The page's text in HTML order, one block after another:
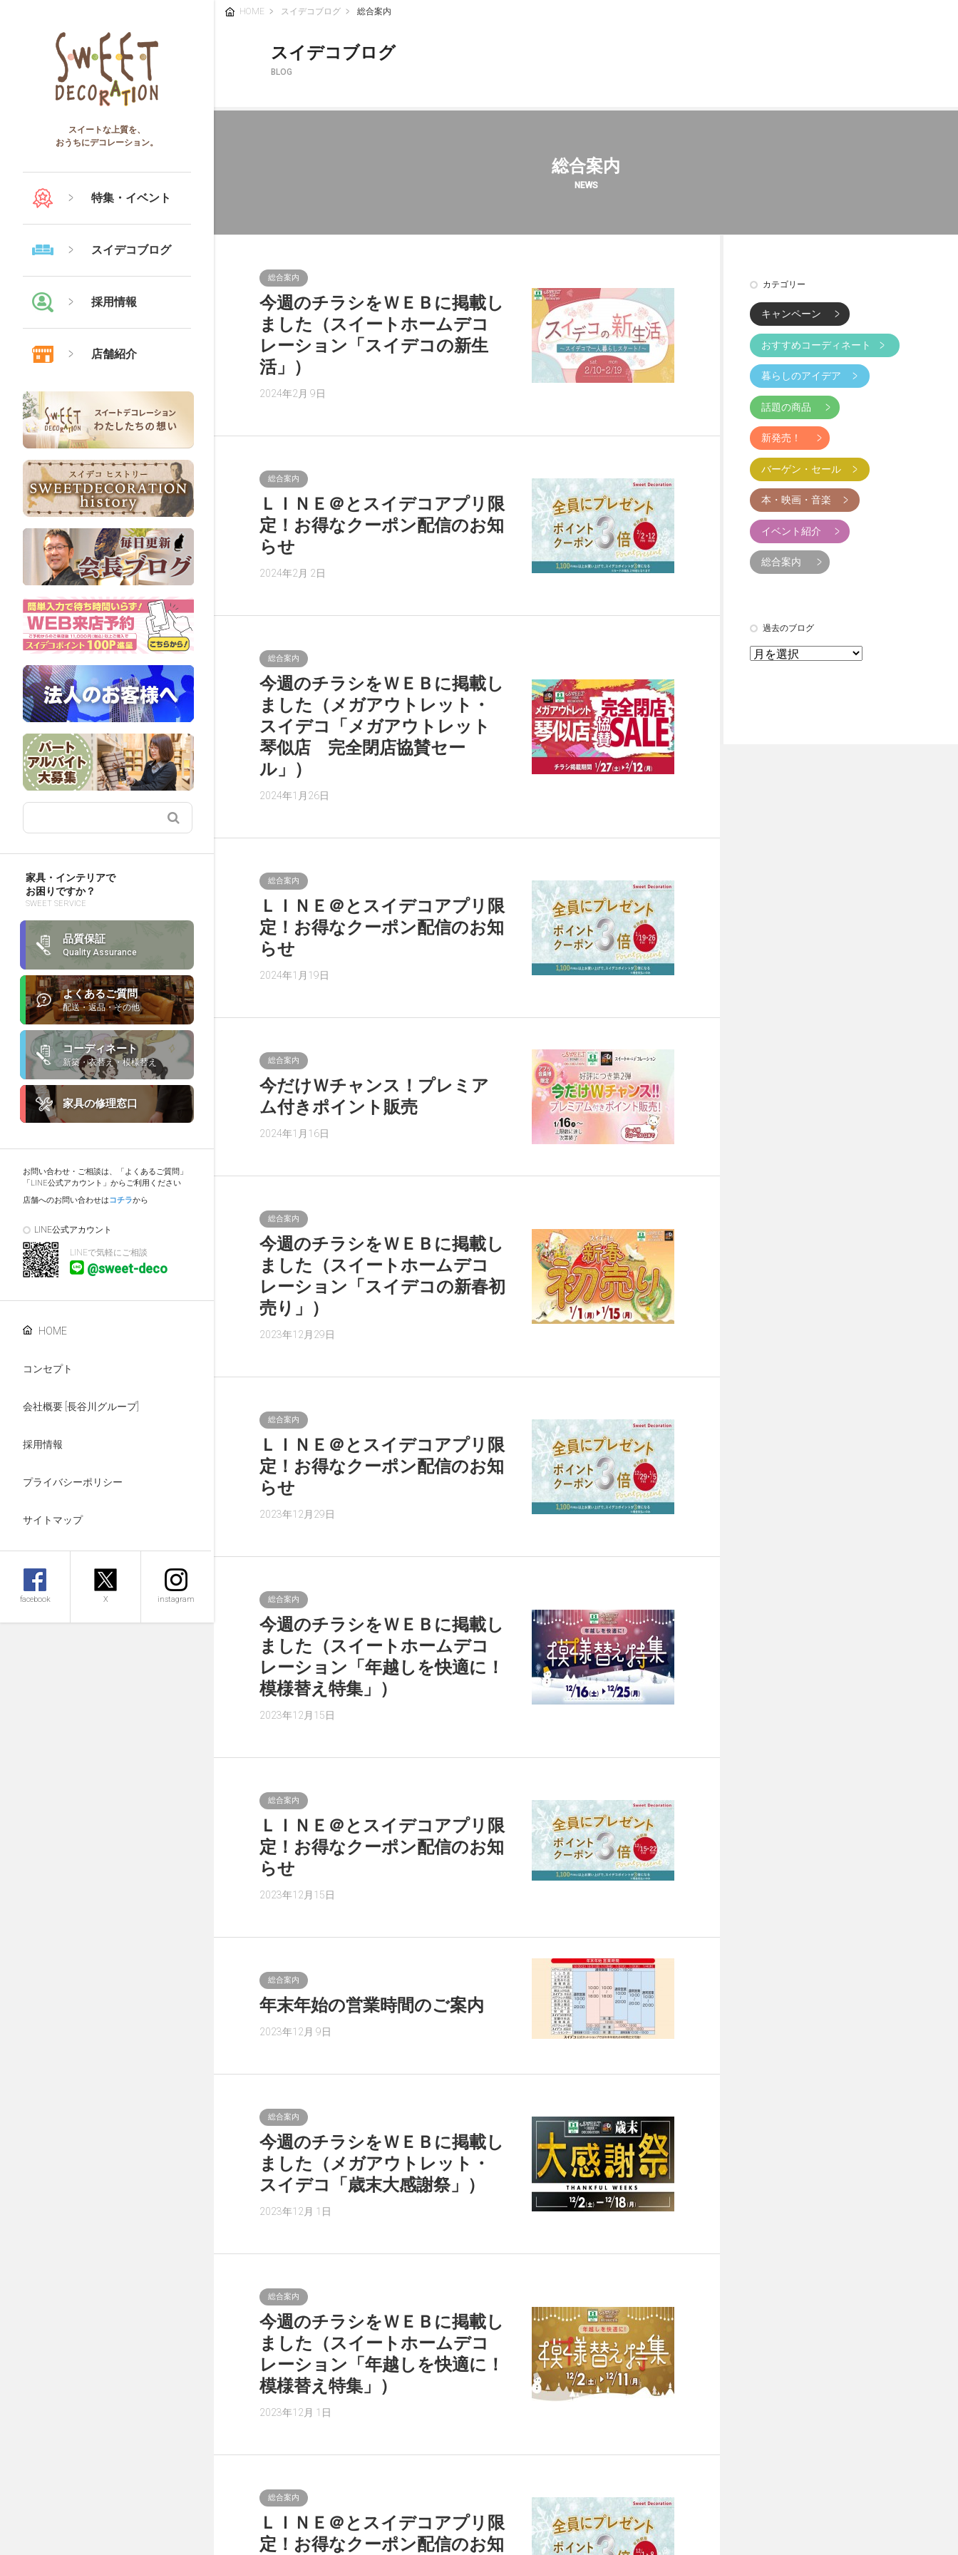
スイートな上質を、
おうちにデコレーション。
特集・イベント
スイデコブログ
採用情報
店舗紹介
家具・インテリアで
お困りですか？
SWEET SERVICE
品質保証
Quality Assurance
よくあるご質問
配送・返品・その他
コーディネート
新築・衣替え・模様替え
家具の修理窓口
お問い合わせ・ご相談は、「よくあるご質問」
「LINE公式アカウント」からご利用ください
店舗へのお問い合わせはコチラから
LINE公式アカウント
LINEで気軽にご相談
@sweet-deco
HOME
コンセプト
会社概要 [長谷川グループ]
採用情報
プライバシーポリシー
サイトマップ
facebook X instagram
HOME スイデコブログ 総合案内
スイデコブログ
BLOG
総合案内
NEWS
総合案内
今週のチラシをＷＥＢに掲載し
ました（スイートホームデコ
レーション「スイデコの新生
活」）
2024年2月 9日
総合案内
ＬＩＮＥ＠とスイデコアプリ限
定！お得なクーポン配信のお知
らせ
2024年2月 2日
総合案内
今週のチラシをＷＥＢに掲載し
ました（メガアウトレット・
スイデコ「メガアウトレット
琴似店 完全閉店協賛セー
ル」）
2024年1月26日
総合案内
ＬＩＮＥ＠とスイデコアプリ限
定！お得なクーポン配信のお知
らせ
2024年1月19日
総合案内
今だけＷチャンス！プレミア
ム付きポイント販売
2024年1月16日
総合案内
今週のチラシをＷＥＢに掲載し
ました（スイートホームデコ
レーション「スイデコの新春初
売り」）
2023年12月29日
総合案内
ＬＩＮＥ＠とスイデコアプリ限
定！お得なクーポン配信のお知
らせ
2023年12月29日
総合案内
今週のチラシをＷＥＢに掲載し
ました（スイートホームデコ
レーション「年越しを快適に！
模様替え特集」）
2023年12月15日
総合案内
ＬＩＮＥ＠とスイデコアプリ限
定！お得なクーポン配信のお知
らせ
2023年12月15日
総合案内
年末年始の営業時間のご案内
2023年12月 9日
総合案内
今週のチラシをＷＥＢに掲載し
ました（メガアウトレット・
スイデコ「歳末大感謝祭」）
2023年12月 1日
総合案内
今週のチラシをＷＥＢに掲載し
ました（スイートホームデコ
レーション「年越しを快適に！
模様替え特集」）
2023年12月 1日
総合案内
ＬＩＮＥ＠とスイデコアプリ限
定！お得なクーポン配信のお知
カテゴリー
キャンペーン
おすすめコーディネート
暮らしのアイデア
話題の商品
新発売！
バーゲン・セール
本・映画・音楽
イベント紹介
総合案内
過去のブログ